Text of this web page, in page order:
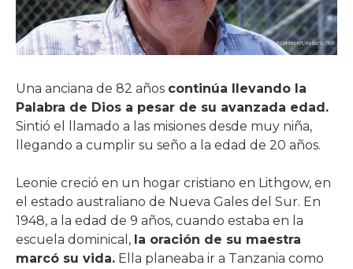
Una anciana de 82 años continúa llevando la
Palabra de Dios a pesar de su avanzada edad.
Sintió el llamado a las misiones desde muy niña,
llegando a cumplir su seño a la edad de 20 años.
Leonie creció en un hogar cristiano en Lithgow, en
el estado australiano de Nueva Gales del Sur. En
1948, a la edad de 9 años, cuando estaba en la
escuela dominical, la oración de su maestra
marcó su vida. Ella planeaba ir a Tanzania como